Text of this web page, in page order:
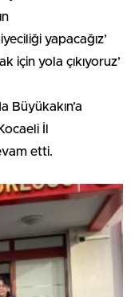
yapacağız’
için yola çıkıyoruz’
Büyükakın’a
İl
etti.